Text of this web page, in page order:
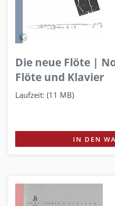
Die neue Flöte |
Flöte und Klavier
Laufzeit: (11 MB)
IN DEN